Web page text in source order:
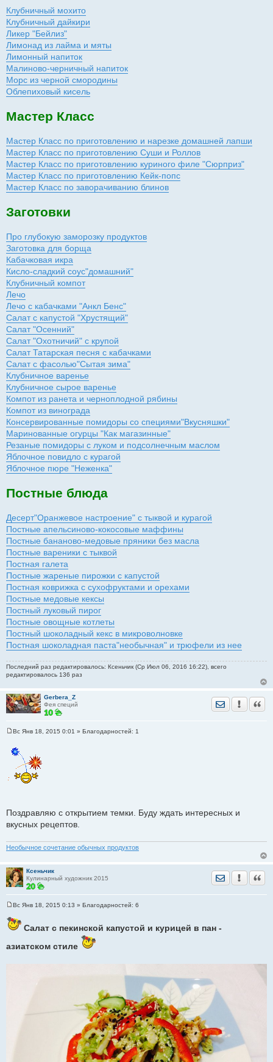
Клубничный мохито
Клубничный дайкири
Ликер "Бейлиз"
Лимонад из лайма и мяты
Лимонный напиток
Малиново-черничный напиток
Морс из черной смородины
Облепиховый кисель
Мастер Класс
Мастер Класс по приготовлению и нарезке домашней лапши
Мастер Класс по приготовлению Суши и Роллов
Мастер Класс по приготовлению куриного филе "Сюрприз"
Мастер Класс по приготовлению Кейк-попс
Мастер Класс по заворачиванию блинов
Заготовки
Про глубокую заморозку продуктов
Заготовка для борща
Кабачковая икра
Кисло-сладкий соус"домашний"
Клубничный компот
Лечо
Лечо с кабачками "Анкл Бенс"
Салат с капустой "Хрустящий"
Салат "Осенний"
Салат "Охотничий" с крупой
Салат Татарская песня с кабачками
Салат с фасолью"Сытая зима"
Клубничное варенье
Клубничное сырое варенье
Компот из ранета и черноплодной рябины
Компот из винограда
Консервированные помидоры со специями"Вкусняшки"
Маринованные огурцы "Как магазинные"
Резаные помидоры с луком и подсолнечным маслом
Яблочное повидло с курагой
Яблочное пюре "Неженка"
Постные блюда
Десерт"Оранжевое настроение" с тыквой и курагой
Постные апельсиново-кокосовые маффины
Постные бананово-медовые пряники без масла
Постные вареники с тыквой
Постная галета
Постные жареные пирожки с капустой
Постная коврижка с сухофруктами и орехами
Постные медовые кексы
Постный луковый пирог
Постные овощные котлеты
Постный шоколадный кекс в микроволновке
Постная шоколадная паста"необычная" и трюфели из нее
Последний раз редактировалось: Ксеньчик (Ср Июл 06, 2016 16:22), всего
редактировалось 136 раз
Gerbera_Z
Фея специй
Отправить
о
е
н
Вс Янв 18, 2015 0:01 » Благодарностей: 1
Поздравляю с открытием темки. Буду ждать интересных и
вкусных рецептов.
Необычное сочетание обычных продуктов
Ксеньчик
Кулинарный художник 2015
Отправить
о
о
б
е
Вс Янв 18, 2015 0:13 » Благодарностей: 6
Салат с пекинской капустой и курицей в пан -
азиатском стиле